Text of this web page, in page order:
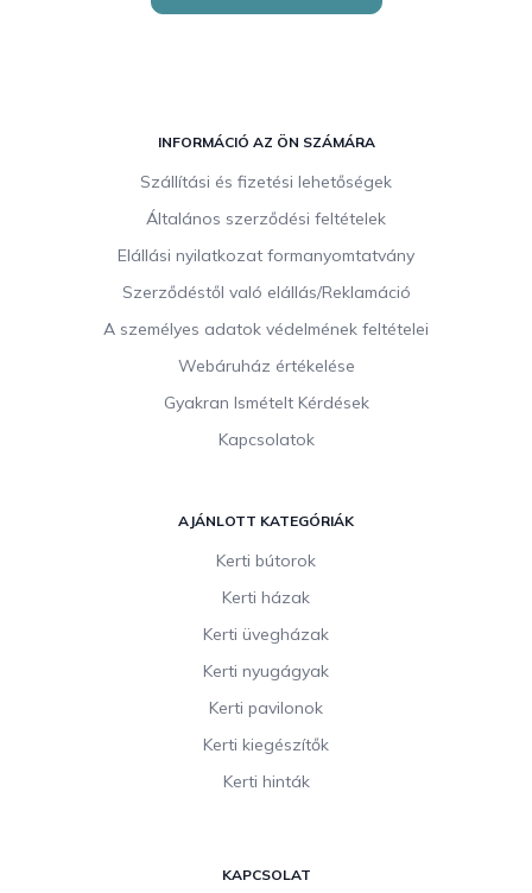
INFORMÁCIÓ AZ ÖN SZÁMÁRA
Szállítási és fizetési lehetőségek
Általános szerződési feltételek
Elállási nyilatkozat formanyomtatvány
Szerződéstől való elállás/Reklamáció
A személyes adatok védelmének feltételei
Webáruház értékelése
Gyakran Ismételt Kérdések
Kapcsolatok
AJÁNLOTT KATEGÓRIÁK
Kerti bútorok
Kerti házak
Kerti üvegházak
Kerti nyugágyak
Kerti pavilonok
Kerti kiegészítők
Kerti hinták
KAPCSOLAT